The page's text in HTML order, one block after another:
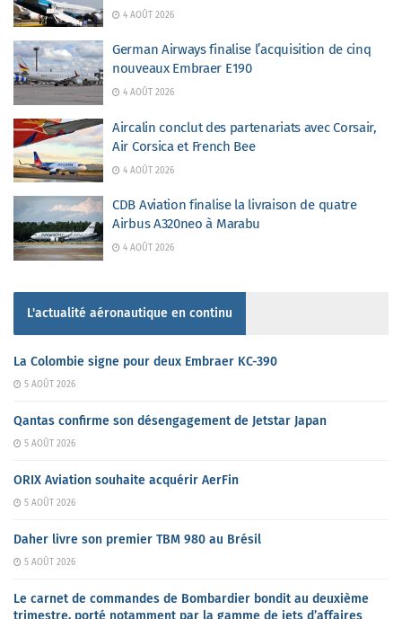
4 AOÛT 2026
German Airways finalise l’acquisition de cinq
nouveaux Embraer E190
4 AOÛT 2026
Aircalin conclut des partenariats avec Corsair,
Air Corsica et French Bee
4 AOÛT 2026
CDB Aviation finalise la livraison de quatre
Airbus A320neo à Marabu
4 AOÛT 2026
L'actualité aéronautique en continu
La Colombie signe pour deux Embraer KC-390
5 AOÛT 2026
Qantas confirme son désengagement de Jetstar Japan
5 AOÛT 2026
ORIX Aviation souhaite acquérir AerFin
5 AOÛT 2026
Daher livre son premier TBM 980 au Brésil
5 AOÛT 2026
Le carnet de commandes de Bombardier bondit au deuxième
trimestre, porté notamment par la gamme de jets d’affaires